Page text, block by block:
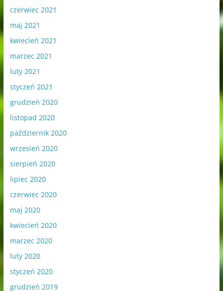
czerwiec 2021
maj 2021
kwiecień 2021
marzec 2021
luty 2021
styczeń 2021
grudzień 2020
listopad 2020
październik 2020
wrzesień 2020
sierpień 2020
lipiec 2020
czerwiec 2020
maj 2020
kwiecień 2020
marzec 2020
luty 2020
styczeń 2020
grudzień 2019